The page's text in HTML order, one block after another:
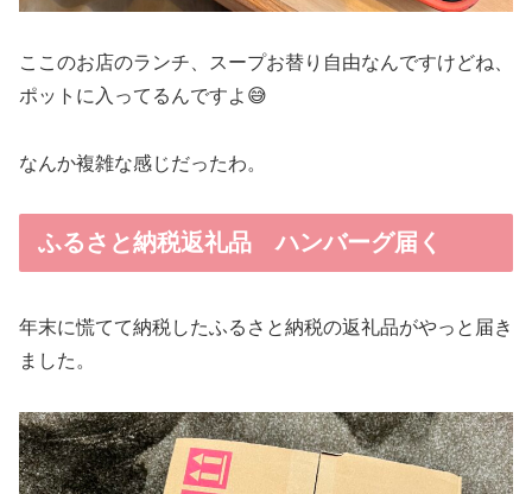
ここのお店のランチ、スープお替り自由なんですけどね、
ポットに入ってるんですよ😅
なんか複雑な感じだったわ。
ふるさと納税返礼品 ハンバーグ届く
年末に慌てて納税したふるさと納税の返礼品がやっと届き
ました。